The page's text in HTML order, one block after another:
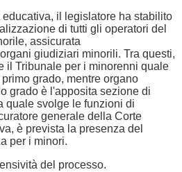
il legislatore ha stabilito
di tutti gli operatori del
assicurata
giudiziari minorili. Tra questi,
il Tribunale per i minorenni quale
grado, mentre organo
grado è l'apposita sezione di
quale svolge le funzioni di
generale della Corte
è prevista la presenza del
per i minori.
del processo.